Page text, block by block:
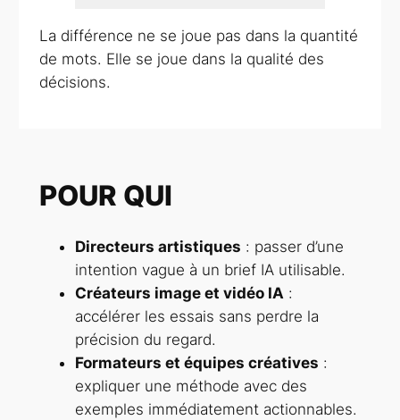
La différence ne se joue pas dans la quantité
de mots. Elle se joue dans la qualité des
décisions.
POUR QUI
Directeurs artistiques : passer d’une
intention vague à un brief IA utilisable.
Créateurs image et vidéo IA:
accélérer les essais sans perdre la
précision du regard.
Formateurs et équipes créatives :
expliquer une méthode avec des
exemples immédiatement actionnables.